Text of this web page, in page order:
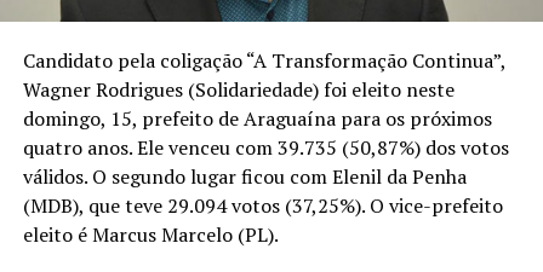
Candidato pela coligação “A Transformação Continua”,
Wagner Rodrigues (Solidariedade) foi eleito neste
domingo, 15, prefeito de Araguaína para os próximos
quatro anos. Ele venceu com 39.735 (50,87%) dos votos
válidos. O segundo lugar ficou com Elenil da Penha
(MDB), que teve 29.094 votos (37,25%). O vice-prefeito
eleito é Marcus Marcelo (PL).